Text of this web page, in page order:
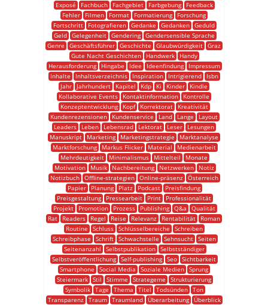
Exposé
Fachbuch Fachgebiet Farbgebung
Feedback
Fehler
Filmen Format Formatierung
Forschung
Fortschritt
Fotografieren Gedanke Gedanken Geduld
Geld
Gelegenheit Gendering
Gendersensible Sprache
Genre
Geschäftsführer Geschichte Glaubwürdigkeit Graz
Gute Nacht Geschichten
Handwerk
Handy
Herausforderung
Hingabe Idee Ideenfindung
Impressum
Inhalte
Inhaltsverzeichnis Inspiration Intrigierend
Isbn
Jahr
Jahrhundert Kapitel Kdp Ki Kinder
Kindle
Kollaborative Events
Kontaktinformation
Kontrolle
Konzeptentwicklung
Kopf Korrektorat
Kreativität
Kundenrezensionen
Kundenservice Land Lange
Layout
Leaders
Leben Lebensrad Lektorat Leser
Lesungen
Manuskript
Marketing Marketingstrategie
Marktanalyse
Marktforschung
Markus Flicker Material
Medienarbeit
Mehrdeutigkeit
Minimalismus Mittelteil
Monate
Motivation
Musik Nachbereitung Netzwerken
Notiz
Notizbuch
Offline-strategien Online-präsenz
Österreich
Papier
Planung Platz Podcast
Preisfindung
Preisgestaltung
Pressearbeit Print
Professionalität
Projekt
Promotion Prozess Publishing Q&a
Qualität
Rat
Readers Regel Reise Relevanz Rentabilität
Roman
Routine
Schluss Schlüsselbereiche
Schreiben
Schreibphase
Schrift Schwachstelle Sehnsucht
Seiten
Seitenanzahl
Selbstpublikation
Selbstständiger
Selbstveröffentlichung Self-publishing Seo Sichtbarkeit
Smartphone
Social Media Soziale Medien Sprung
Steiermark Stil Stimme Strategeme
Strukturierung
Symbolik
Tage Thema Titel Todsünden
Ton
Transparenz
Traum Traumland Überarbeitung
Überblick